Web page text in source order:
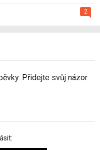
2
Přidejte svůj názor